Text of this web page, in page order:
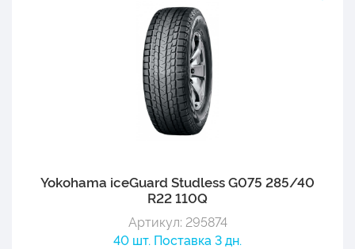
Yokohama iceGuard Studless G075 285/40
R22 110Q
Артикул: 295874
40 шт. Поставка 3 дн.